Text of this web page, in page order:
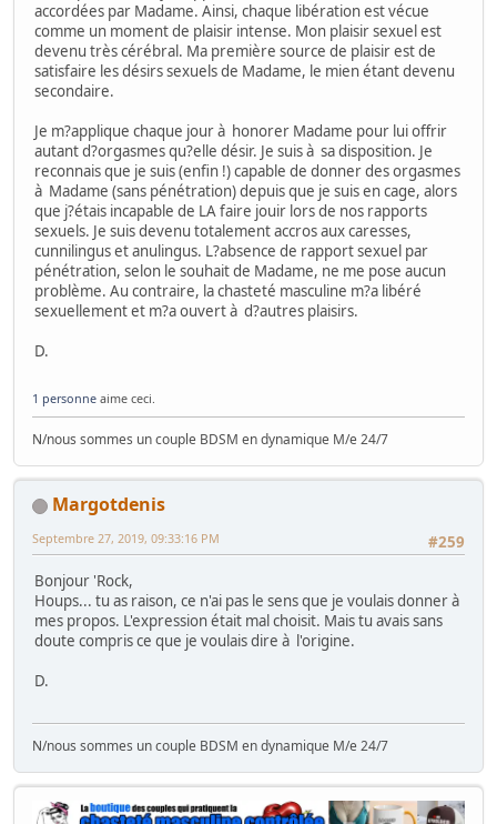
accordées par Madame. Ainsi, chaque libération est vécue
comme un moment de plaisir intense. Mon plaisir sexuel est
devenu très cérébral. Ma première source de plaisir est de
satisfaire les désirs sexuels de Madame, le mien étant devenu
secondaire.
Je m?applique chaque jour à honorer Madame pour lui offrir
autant d?orgasmes qu?elle désir. Je suis à sa disposition. Je
reconnais que je suis (enfin !) capable de donner des orgasmes
à Madame (sans pénétration) depuis que je suis en cage, alors
que j?étais incapable de LA faire jouir lors de nos rapports
sexuels. Je suis devenu totalement accros aux caresses,
cunnilingus et anulingus. L?absence de rapport sexuel par
pénétration, selon le souhait de Madame, ne me pose aucun
problème. Au contraire, la chasteté masculine m?a libéré
sexuellement et m?a ouvert à d?autres plaisirs.
D.
1 personne aime ceci.
N/nous sommes un couple BDSM en dynamique M/e 24/7
Margotdenis
#259
Septembre 27, 2019, 09:33:16 PM
Bonjour 'Rock,
Houps... tu as raison, ce n'ai pas le sens que je voulais donner à
mes propos. L'expression était mal choisit. Mais tu avais sans
doute compris ce que je voulais dire à l'origine.
D.
N/nous sommes un couple BDSM en dynamique M/e 24/7